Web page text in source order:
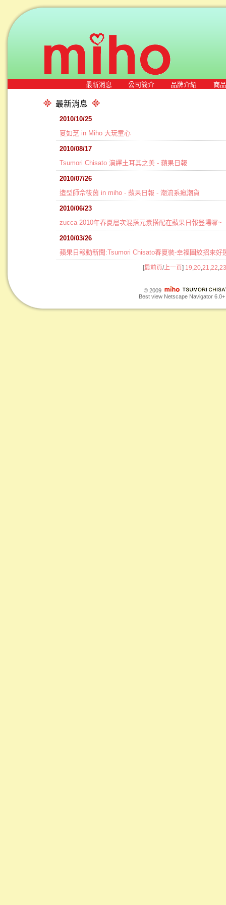
最新消息 公司簡介 品牌介紹 商
最新消息
2010/10/25
夏如芝 in Miho 大玩童心
2010/08/17
Tsumori Chisato 演繹土耳其之美 - 蘋果日報
2010/07/26
造型師佘筱茵 in miho - 蘋果日報 - 潮流系瘋潮貨
2010/06/23
zucca 2010年春夏層次混搭元素搭配在蘋果日報豋場囉~
2010/03/26
蘋果日報動新聞:Tsumori Chisato春夏裝-幸福圖紋招來好
[最前頁/上一頁] 19 20, 21 22 23
© 2009
Best view Netscape Navigator